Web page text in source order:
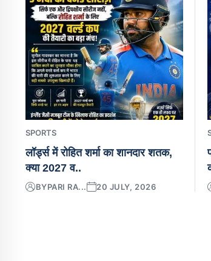
SPORTS
लॉर्ड्स में रोहित शर्मा का शानदार शतक,
क्या 2027 व..
BYPARI RA... 20 JULY, 2026